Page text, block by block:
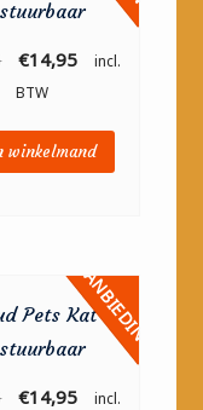
€14,95
incl.
BTW
winkelmand
AANBIEDING!
Pets Kat
€14,95
incl.